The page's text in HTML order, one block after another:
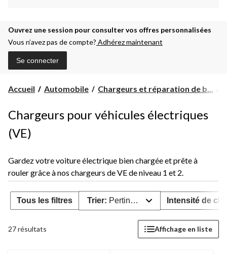
Ouvrez une session pour consulter vos offres personnalisées
Vous n’avez pas de compte? Adhérez maintenant
Se connecter
Accueil Automobile Chargeurs et réparation de b...
Chargeurs pour véhicules électriques
(VE)
Gardez votre voiture électrique bien chargée et prête à
rouler grâce à nos chargeurs de VE de niveau 1 et 2.
Tous les filtres Trier: Pertinence Intensité de
27 résultats Affichage en liste